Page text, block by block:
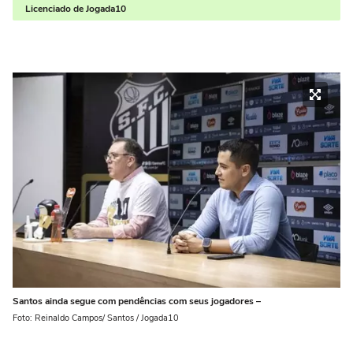
Licenciado de Jogada10
Santos ainda segue com pendências com seus jogadores –
Foto: Reinaldo Campos/ Santos / Jogada10